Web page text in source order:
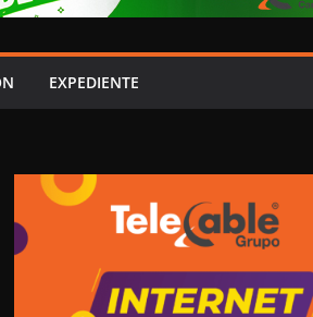
EXPEDIENTE